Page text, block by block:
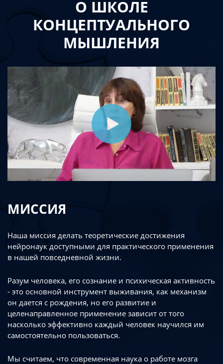
О ШКОЛЕ
КОНЦЕПТУАЛЬНОГО
МЫШЛЕНИЯ
МИССИЯ
Наша миссия делать теоретические достижения
нейронаук доступными для практического применения
в нашей повседневной жизни.
Разум человека, его сознание и психическая активность
- это основной инструмент выживания, как механизм
он дается с рождения, но его развитие и
целенаправленное применение зависит от того
насколько эффективно каждый человек научился им
самостоятельно пользоваться.
Мы считаем, что современная наука о работе мозга